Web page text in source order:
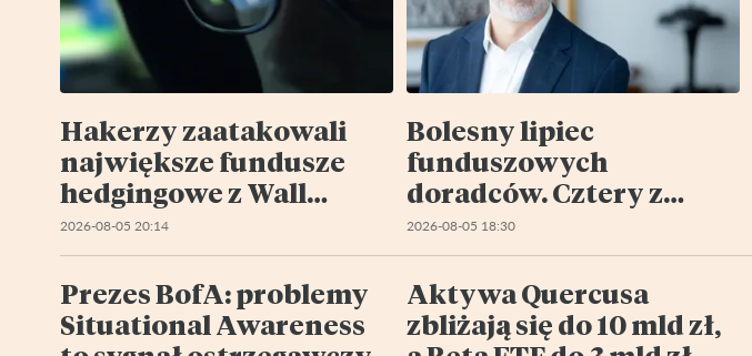
Hakerzy zaatakowali
największe fundusze
hedgingowe z Wall
Street. W Europie wzięli
na cel Liechtenstein
2026-08-05 20:14
Bolesny lipiec
funduszowych
doradców. Cztery z
pięciu portfeli pod
kreską
2026-08-05 18:30
Prezes BofA: problemy
Situational Awareness
Aktywa Quercusa
zbliżają się do 10 mld zł,